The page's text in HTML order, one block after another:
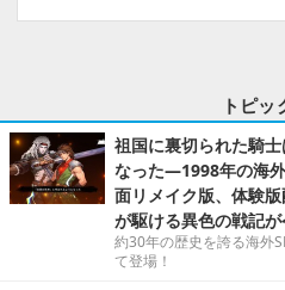
トピッ
祖国に裏切られた騎
なった―1998年の海
面リメイク版、体験
が駆ける異色の戦記
約30年の歴史を誇る海外
て登場！